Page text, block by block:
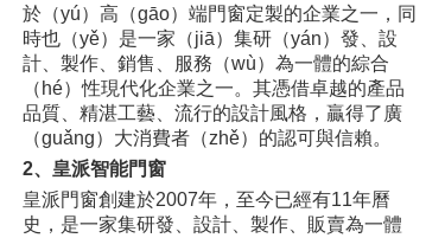
於（yú）高（gāo）端門窗定製的企業之一，同
時也（yě）是一家（jiā）集研（yán）發、設
計、製作、銷售、服務（wù）為一體的綜合
（hé）性現代化企業之一。其憑借卓越的產品
品質、精湛工藝、流行的設計風格，贏得了廣
（guǎng）大消費者（zhě）的認可與信賴。
2、皇派智能門窗
皇派門窗創建於2007年，至今已經有11年曆
史，是一家集研發、設計、製作、販賣為一體